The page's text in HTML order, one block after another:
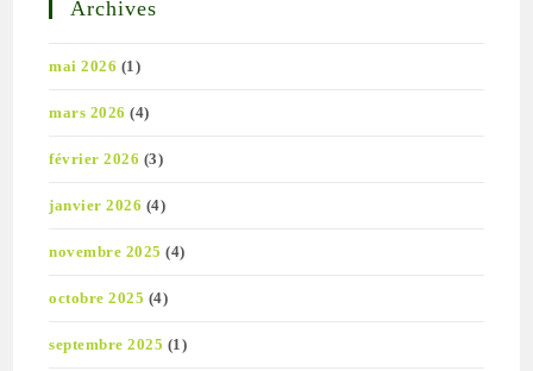
Archives
mai 2026 (1)
mars 2026 (4)
février 2026 (3)
janvier 2026 (4)
novembre 2025 (4)
octobre 2025 (4)
septembre 2025 (1)